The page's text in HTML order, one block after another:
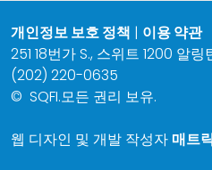
개인정보 보호 정책 | 이용 약관
251 18번가 S., 스위트 1200 알
(202) 220-0635
© SQFI.모든 권리 보유.
웹 디자인 및 개발 작성자 매트